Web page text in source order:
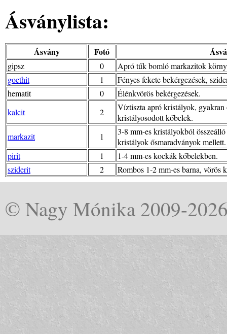
Ásványlista:
Ásvány Fotó
gipsz 0
Apró tűk bomló markazitok
goethit
1
Fényes fekete bekérgezések,
hematit
0
Élénkvörös bekérgezések.
kalcit
2
Víztiszta apró kristályok, gyakran
kristályosodott kőbelek.
markazit
1
3-8 mm-es kristályokból
kristályok ősmaradványok mellett.
pirit
1
1-4 mm-es kockák kőbelekben.
sziderit
2 Rombos 1-2 mm-es barna, vörös
© Nagy Mónika 2009-